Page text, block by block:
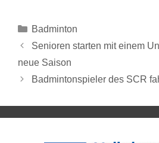
Badminton
Senioren starten mit einem
neue Saison
Badmintonspieler des SCR